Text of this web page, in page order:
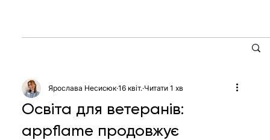
Освіта для ветеранів:
appflame продовжує
Ярослава Несисюк 16 квіт. Читати 1 хв